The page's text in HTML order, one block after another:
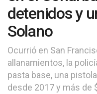
detenidos y
Solano
Ocurrió en San
allanamientos, la
pasta base, una
desde 2017 y más de